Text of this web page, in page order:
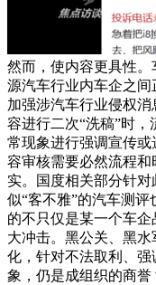
然而，使内容更具性
源汽车行业内车企之
加强涉汽车行业侵权
容进行二次“洗稿”时
常现象进行强调宣传
容审核需要必然流程
实。国度相关部分针
似“客不雅”的汽车测
的不只仅是某一个车
大冲击。黑公关、黑
化，针对不法取利、
象，仍是成组织的商